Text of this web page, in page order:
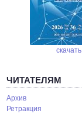
скачать
ЧИТАТЕЛЯМ
Архив
Ретракция